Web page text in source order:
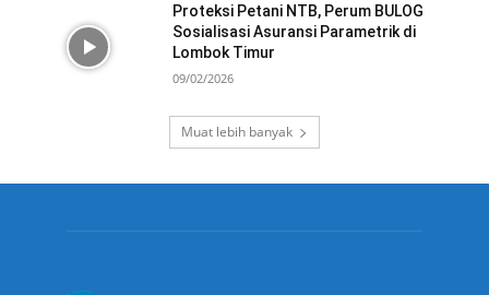
Proteksi Petani NTB, Perum BULOG
Sosialisasi Asuransi Parametrik di
Lombok Timur
09/02/2026
Muat lebih banyak